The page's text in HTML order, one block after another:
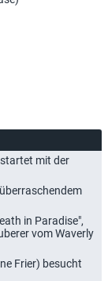
mit der
in Paradise",
vom Waverly
Frier) besucht